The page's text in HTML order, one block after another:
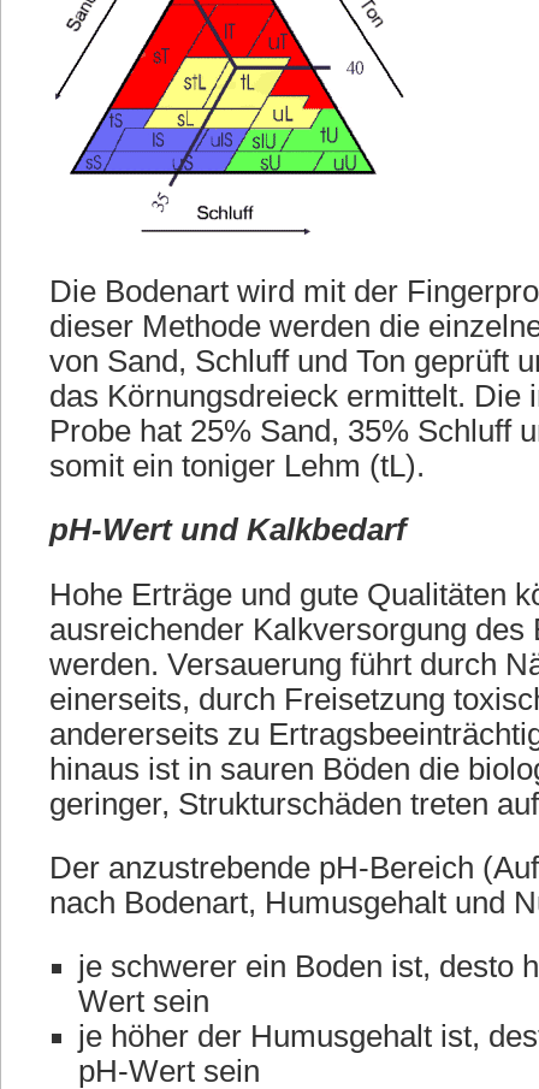
Die Bodenart wird mit der
dieser Methode werden die
von Sand, Schluff und Ton geprüft
das Körnungsdreieck ermittelt. Die
Probe hat 25% Sand, 35% Schluff
somit ein toniger Lehm (tL).
pH-Wert und Kalkbedarf
Hohe Erträge und gute Qualitäten
ausreichender Kalkversorgung des
werden. Versauerung führt durch
einerseits, durch Freisetzung
andererseits zu
hinaus ist in sauren Böden die
geringer, Strukturschäden treten
Der anzustrebende pH-Bereich
nach Bodenart, Humusgehalt und
je schwerer ein Boden ist, desto
Wert sein
je höher der Humusgehalt ist,
pH-Wert sein